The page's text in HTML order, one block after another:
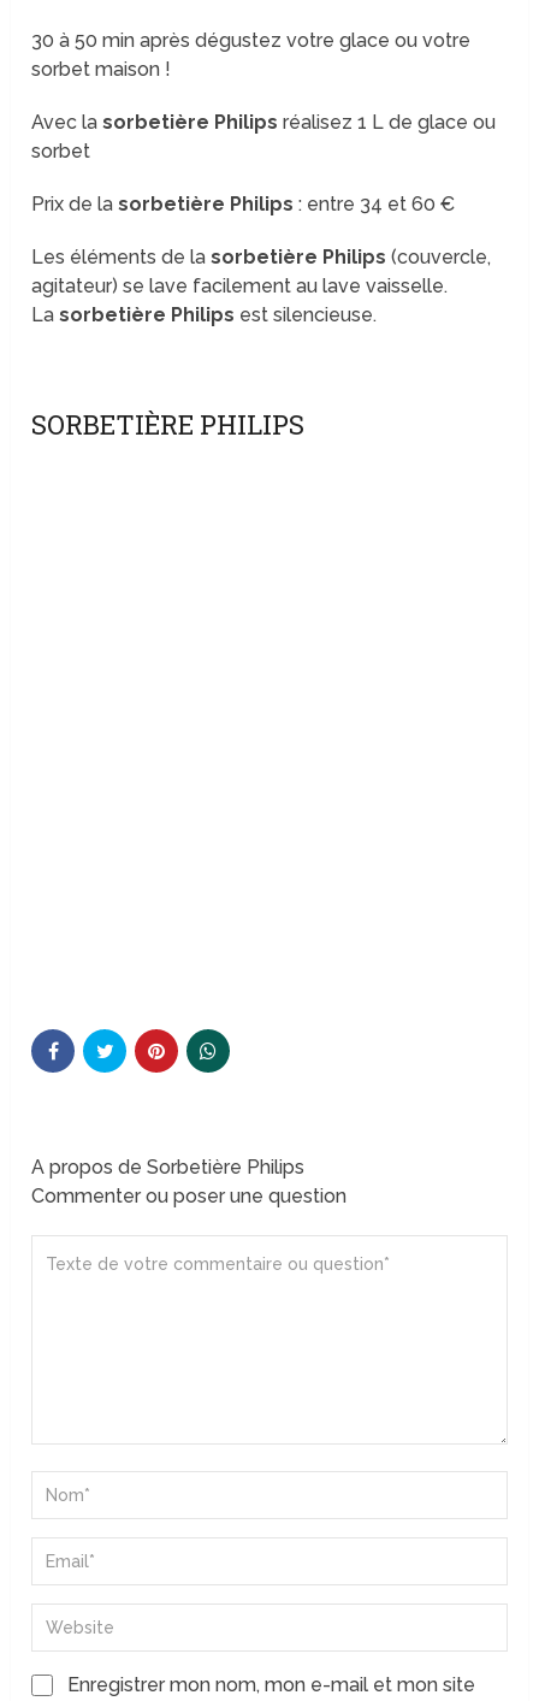
30 à 50 min après dégustez votre glace ou votre
sorbet maison !
Avec la sorbetière Philips réalisez 1 L de glace ou
sorbet
Prix de la sorbetière Philips : entre 34 et 60 €
Les éléments de la sorbetière Philips (couvercle,
agitateur) se lave facilement au lave vaisselle.
Lasorbetière Philips est silencieuse.
SORBETIÈRE PHILIPS
A propos de Sorbetière Philips
Commenter ou poser une question
Enregistrer mon nom, mon e-mail et mon site